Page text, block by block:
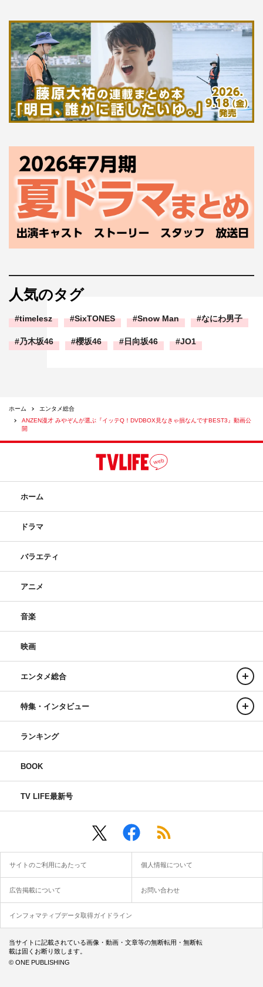
人気のタグ
timelesz SixTONES Snow Man なにわ男子
乃木坂46 櫻坂46 日向坂46 JO1
ホーム
エンタメ総合
ANZEN漫才 みやぞんが選ぶ『イッテQ！DVDBOX見なきゃ損なんですBEST3』動画公
開
ホーム
ドラマ
バラエティ
アニメ
音楽
映画
エンタメ総合
特集・インタビュー
ランキング
BOOK
TV LIFE最新号
サイトのご利用にあたって 個人情報について
広告掲載について お問い合わせ
インフォマティブデータ取得ガイドライン
当サイトに記載されている画像・動画・文章等の無断転用・無断転
載は固くお断り致します。
© ONE PUBLISHING